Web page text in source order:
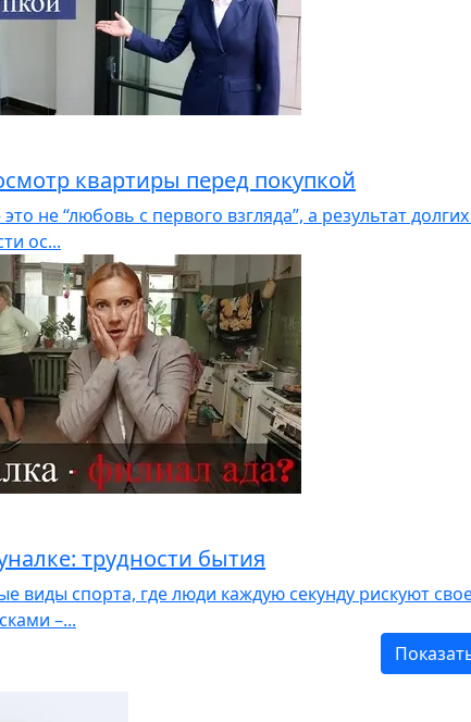
квартиры перед покупкой
не “любовь с первого взгляда”, а результат
ос...
трудности бытия
виды спорта, где люди каждую секунду рискуют
–...